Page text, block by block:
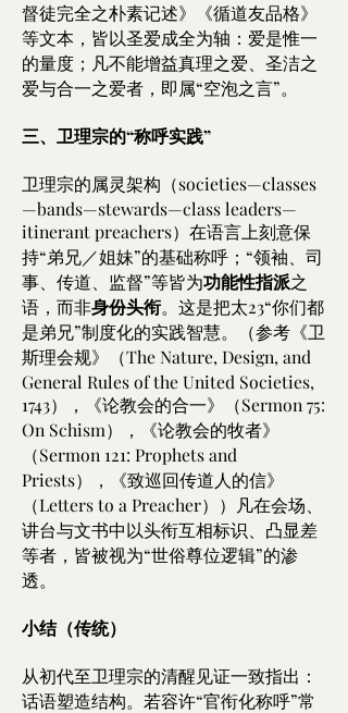
督徒完全之朴素记述》《循道友品格》
等文本，皆以圣爱成全为轴：爱是惟一
的量度；凡不能增益真理之爱、圣洁之
爱与合一之爱者，即属“空泡之言”。
三、卫理宗的“称呼实践”
卫理宗的属灵架构（societies—classes
—bands—stewards—class leaders—
itinerant preachers）在语言上刻意保
持“弟兄／姐妹”的基础称呼；“领袖、司
事、传道、监督”等皆为功能性指派之
语，而非身份头衔。这是把太23“你们都
是弟兄”制度化的实践智慧。（参考《卫
斯理会规》（The Nature, Design, and
General Rules of the United Societies,
1743），《论教会的合一》（Sermon 75:
On Schism），《论教会的牧者》
（Sermon 121: Prophets and
Priests），《致巡回传道人的信》
（Letters to a Preacher））凡在会场、
讲台与文书中以头衔互相标识、凸显差
等者，皆被视为“世俗尊位逻辑”的渗
透。
小结（传统）
从初代至卫理宗的清醒见证一致指出：
话语塑造结构。若容许“官衔化称呼”常